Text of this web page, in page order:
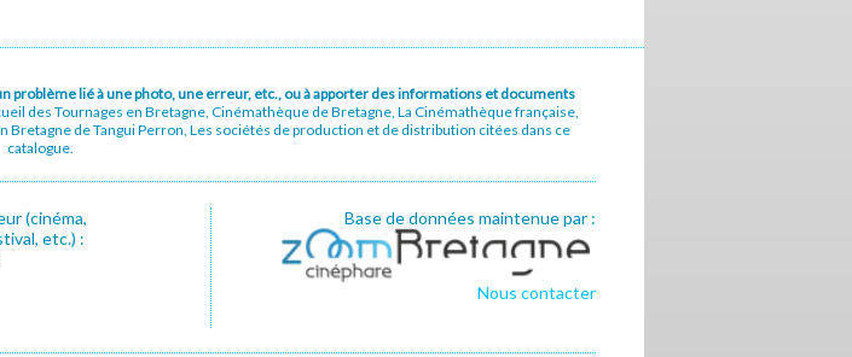
problème lié à une photo, une erreur, etc., ou à apporter des informations et documents
des Tournages en Bretagne, Cinémathèque de Bretagne, La Cinémathèque française,
de Tangui Perron, Les sociétés de production et de distribution citées dans ce
catalogue.
(cinéma,
etc.) :
Base de données maintenue par :
Nous contacter